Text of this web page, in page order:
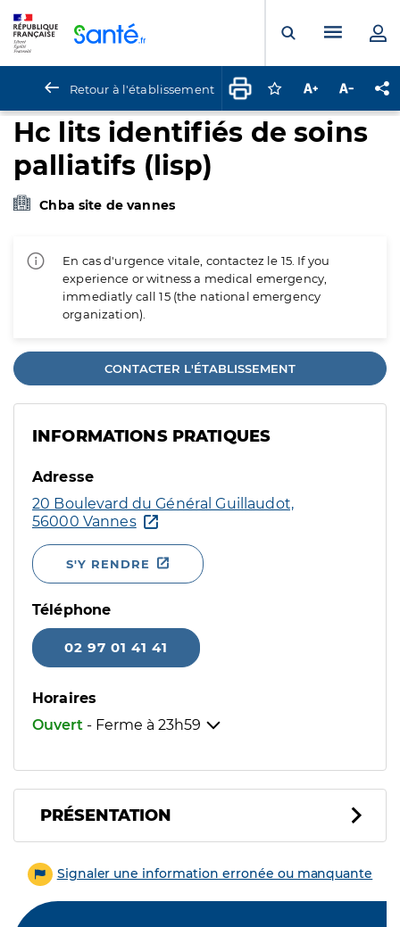
Ouvrir laMenu
Retour à l'établissement Connectez-vous
Augmenter la
Hc lits identifiés de soins
palliatifs (lisp)
Chba site de vannes
En cas d'urgence vitale, contactez le 15. If you
experience or witness a medical emergency,
immediatly call 15 (the national emergency
organization).
CONTACTER L'ÉTABLISSEMENT
INFORMATIONS PRATIQUES
Adresse
20 Boulevard du Général Guillaudot,
56000 Vannes
S'Y RENDRE
Téléphone
02 97 01 41 41
Horaires
Ouvert - Ferme à 23h59
PRÉSENTATION
Signaler une information erronée ou manquante